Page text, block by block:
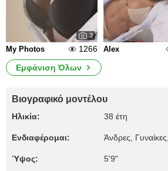
3
My Photos 1266 Alex
Εμφάνιση Όλων
Βιογραφικό μοντέλου
Ηλικία: 38 έτη
Ενδιαφέρομαι: Άνδρες,
Ύψος: 5'9"